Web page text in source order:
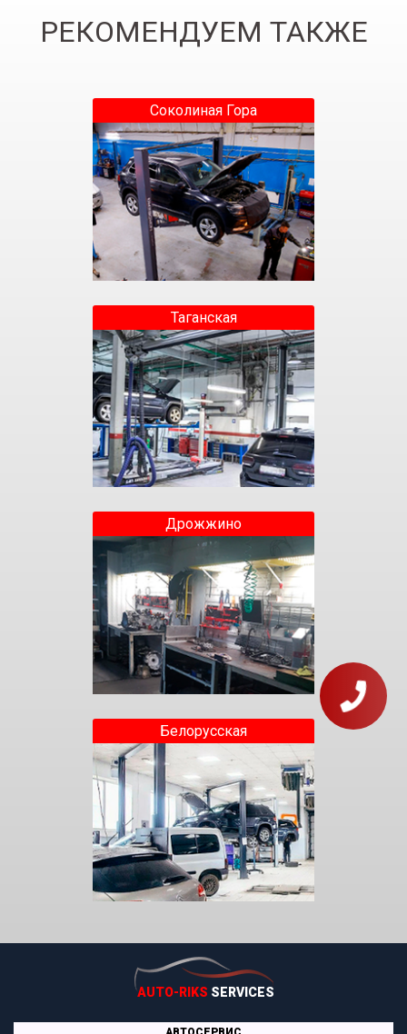
РЕКОМЕНДУЕМ ТАКЖЕ
Соколиная Гора
Таганская
Дрожжино
Белорусская
AUTO-RIKS SERVICES